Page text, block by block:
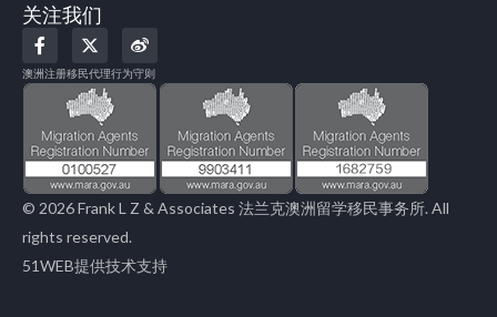
关注我们
F
a
c
e
o
k
-
f
X
-
t
w
i
t
t
e
r
W
e
i
b
澳洲注册移民代理行为守则
© 2026 Frank L Z & Associates 法兰克澳洲留学移民事务所. All
rights reserved.
51WEB提供技术支持